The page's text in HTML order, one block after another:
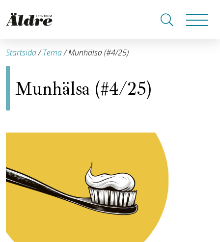
Startsida/Tema/Munhälsa (#4/25)
Munhälsa (#4/25)